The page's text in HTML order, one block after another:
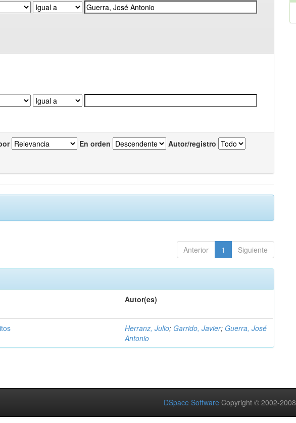
En orden Autor/registro
Anterior 1 Siguiente
Autor(es)
Herranz, Julio; Garrido, Javier; Guerra, José
Antonio
DSpace Software Copyright © 2002-2008